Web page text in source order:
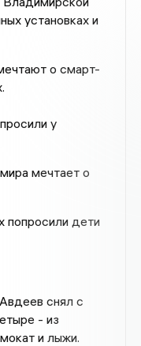
установках и
о смарт-
у
мечтает о
попросили дети
снял с
- из
и лыжи.